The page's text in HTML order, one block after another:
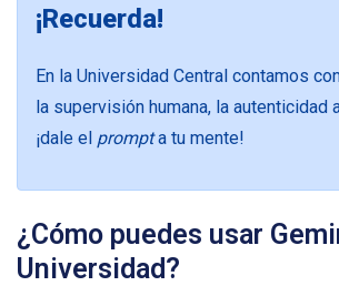
¡Recuerda!
En la Universidad Central contamos
la supervisión humana, la
¡dale el prompta tu mente!
¿Cómo puedes usar
Universidad?